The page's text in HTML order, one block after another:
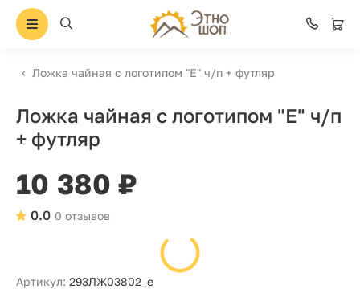
Ложка чайная с логотипом "Е" ч/п + футляр
Ложка чайная с логотипом "Е" ч/п
+ футляр
10 380 ₽
0 отзывов
0.0
Артикул: 293ЛЖ03802_е